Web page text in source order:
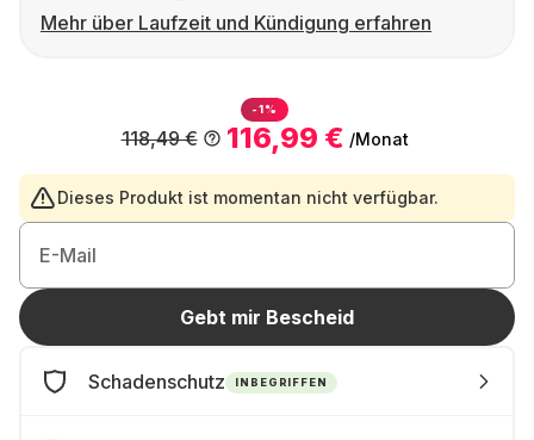
Mehr über Laufzeit und Kündigung erfahren
-1%
116,99 € /Monat
118,49 €
Dieses Produkt ist momentan nicht verfügbar.
E-Mail
Gebt mir Bescheid
Schadenschutz INBEGRIFFEN